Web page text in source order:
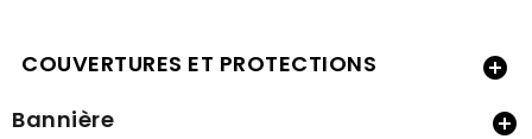
COUVERTURES ET PROTECTIONS 
Bannière 